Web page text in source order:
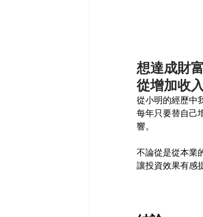
想達成財
從增加收
從小明的經歷中
每年只要替自己
響。
不論從是從本業
讓投資效果有感